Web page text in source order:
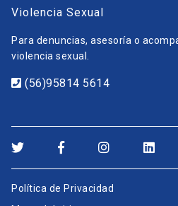
Violencia Sexual
Para denuncias, asesoría o
violencia sexual.
(56)95814 5614
Política de Privacidad